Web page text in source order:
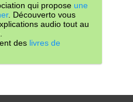
qui propose une
. Découverto vous
audio tout au
des livres de